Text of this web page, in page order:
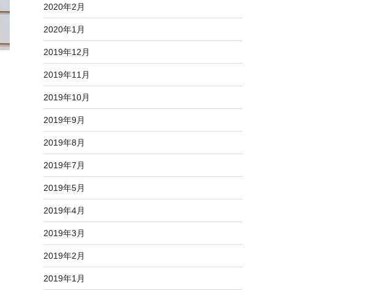
2020年2月
2020年1月
2019年12月
2019年11月
2019年10月
2019年9月
2019年8月
2019年7月
2019年5月
2019年4月
2019年3月
2019年2月
2019年1月